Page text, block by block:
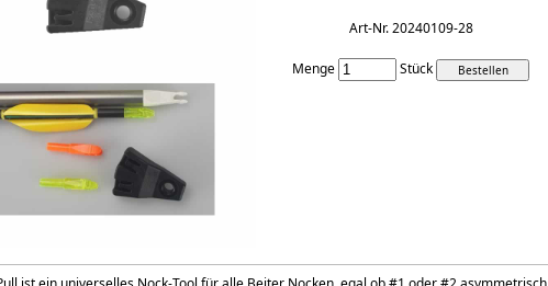
Art-Nr. 20240109-28
Menge Stück